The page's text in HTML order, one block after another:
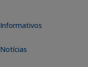
Informativos
Notícias